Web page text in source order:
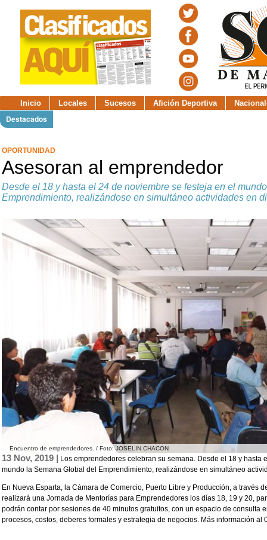
Inicio Locales Sucesos Afición Deportiva
Destacados
OPORTUNIDAD
Asesoran al emprendedor
Desde el 18 y hasta el 24 de noviembre se festeja en el
Emprendimiento, realizándose en simultáneo actividades en
Encuentro de emprendedores. / Foto: JOSELIN CHACON
13 Nov, 2019 | Los emprendedores celebran su semana. Desde el 18 y hasta
mundo la Semana Global del Emprendimiento, realizándose en simultáneo
En Nueva Esparta, la Cámara de Comercio, Puerto Libre y Producción, a través
realizará una Jornada de Mentorías para Emprendedores los días 18, 19 y 20,
podrán contar por sesiones de 40 minutos gratuitos, con un espacio de consulta
procesos, costos, deberes formales y estrategia de negocios. Más información al